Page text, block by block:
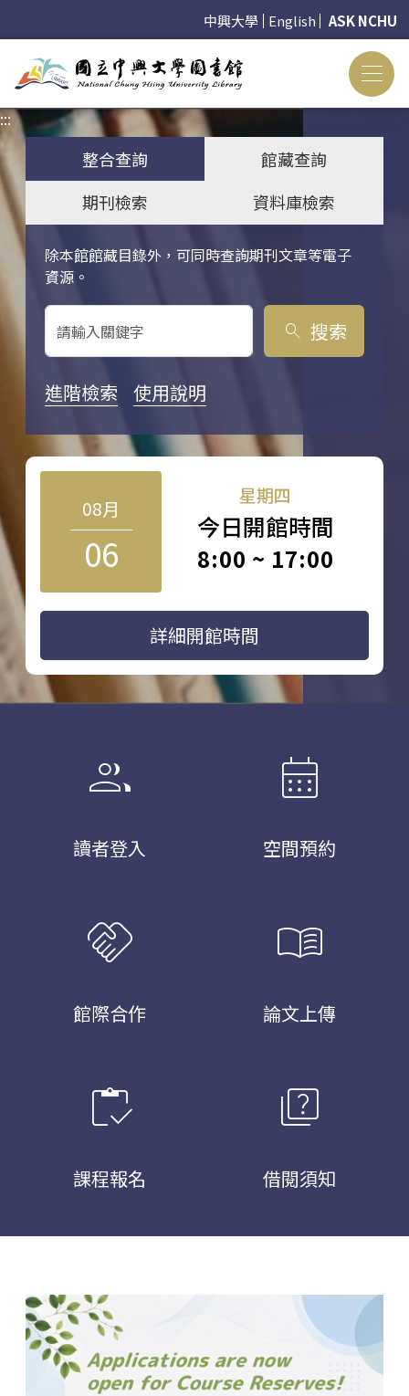
中興大學 English ASK NCHU
:::
整合查詢
館藏查詢
期刊檢索
資料庫檢索
除本館館藏目錄外，可同時查詢期刊文章等電子
資源。
關鍵字搜尋
search 搜索
進階檢索 使用說明
08月
06
星期四
今日開館時間
8:00 ~ 17:00
詳細開館時間
group
讀者登入
calendar_month
空間預約
handshake
館際合作
menu_book
論文上傳
inventory
課程報名
quiz
借閱須知